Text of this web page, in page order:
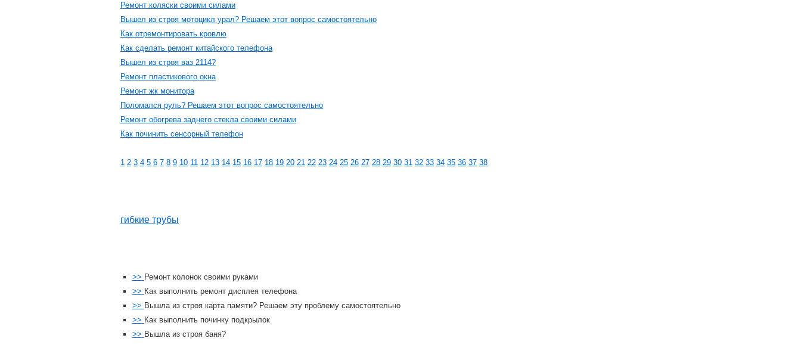
Ремонт коляски своими силами
Вышел из строя мотоцикл урал? Решаем этот вопрос самостоятельно
Как отремонтировать кровлю
Как сделать ремонт китайского телефона
Вышел из строя ваз 2114?
Ремонт пластикового окна
Ремонт жк монитора
Поломался руль? Решаем этот вопрос самостоятельно
Ремонт обогрева заднего стекла своими силами
Как починить сенсорный телефон
1 2 3 4 5 6 7 8 9 10 11 12 13 14 15 16 17 18 19 20 21 22 23 24 25 26 27 28 29 30 31 32 33 34 35 36 37 38
гибкие трубы
>> Ремонт колонок своими руками
>> Как выполнить ремонт дисплея телефона
>> Вышла из строя карта памяти? Решаем эту проблему самостоятельно
>> Как выполнить починку подкрылок
>> Вышла из строя баня?